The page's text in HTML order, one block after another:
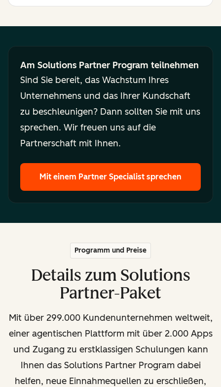
Am Solutions Partner Program teilnehmen
Sind Sie bereit, das Wachstum Ihres
Unternehmens und das Ihrer Kundschaft
zu beschleunigen? Dann sollten Sie mit uns
sprechen. Wir freuen uns auf die
Partnerschaft mit Ihnen.
Mit einem Partner Specialist sprechen
Programm und Preise
Details zum Solutions
Partner-Paket
Mit über 299.000 Kundenunternehmen weltweit,
einer agentischen Plattform mit über 2.000 Apps
und Zugang zu erstklassigen Schulungen kann
Ihnen das Solutions Partner Program dabei
helfen, neue Einnahmequellen zu erschließen,